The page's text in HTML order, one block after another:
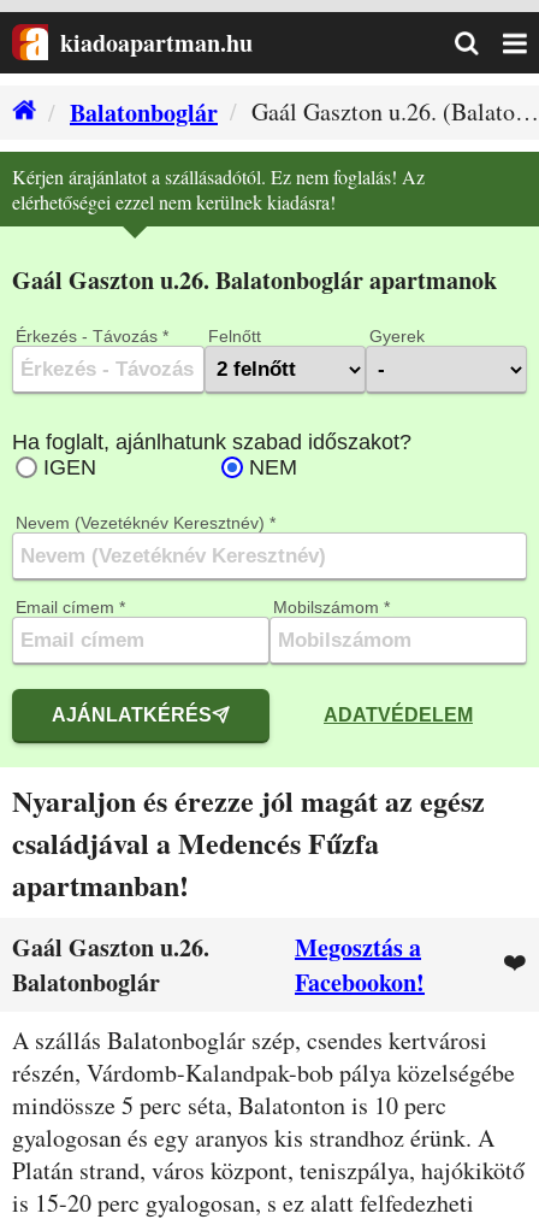
kiadoapartman.hu
Balatonboglár
Gaál Gaszton u.26. (Balatonboglár szállás)
Kérjen árajánlatot a szállásadótól. Ez nem foglalás! Az
elérhetőségei ezzel nem kerülnek kiadásra!
Gaál Gaszton u.26. Balatonboglár apartmanok
Érkezés - Távozás * Felnőtt Gyerek
Nevem (Vezetéknév Keresztnév) *
Email címem * Mobilszámom *
AJÁNLATKÉRÉS ADATVÉDELEM
Nyaraljon és érezze jól magát az egész
családjával a Medencés Fűzfa
apartmanban!
Gaál Gaszton u.26.
Balatonboglár
Megosztás a
Facebookon!
❤️
Leírás
A szállás Balatonboglár szép, csendes kertvárosi
részén, Várdomb-Kalandpak-bob pálya közelségébe
mindössze 5 perc séta, Balatonton is 10 perc
gyalogosan és egy aranyos kis strandhoz érünk. A
Platán strand, város központ, teniszpálya, hajókikötő
is 15-20 perc gyalogosan, s ez alatt felfedezheti